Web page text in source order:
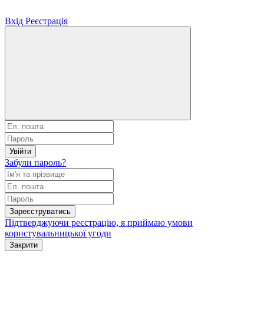
Вхід Реєстрація
Увійти
Забули пароль?
Зареєструватись
Підтверджуючи реєстрацію, я приймаю умови
користувальницької угоди
Закрити